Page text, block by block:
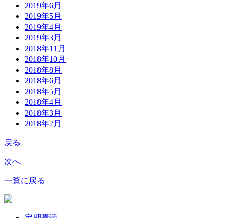
2019年6月
2019年5月
2019年4月
2019年3月
2018年11月
2018年10月
2018年8月
2018年6月
2018年5月
2018年4月
2018年3月
2018年2月
戻る
次へ
一覧に戻る